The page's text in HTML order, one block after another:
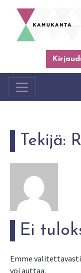
Tekijä:
Ei
Emme
voi auttaa.